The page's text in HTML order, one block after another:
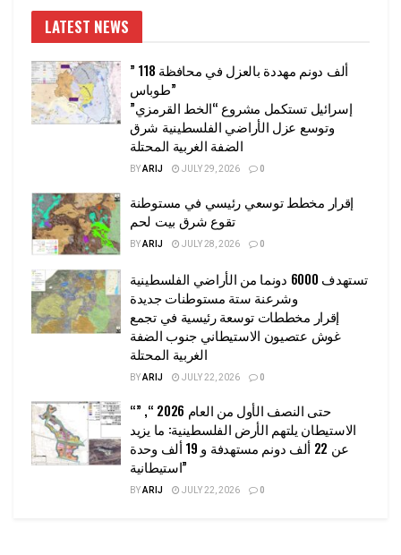
LATEST NEWS
” 118 ألف دونم مهددة بالعزل في محافظة
طوباس”
إسرائيل تستكمل مشروع “الخط القرمزي”
وتوسع عزل الأراضي الفلسطينية شرق
الضفة الغربية المحتلة
BYARIJ JULY 29, 2026 0
إقرار مخطط توسعي رئيسي في مستوطنة
تقوع شرق بيت لحم
BYARIJ JULY 28, 2026 0
تستهدف 6000 دونما من الأراضي الفلسطينية
وشرعنة ستة مستوطنات جديدة
إقرار مخططات توسعة رئيسية في تجمع
غوش عتصيون الاستيطاني جنوب الضفة
الغربية المحتلة
BYARIJ JULY 22, 2026 0
“حتى النصف الأول من العام 2026 “, ”
الاستيطان يلتهم الأرض الفلسطينية: ما يزيد
عن 22 ألف دونم مستهدفة و 19 ألف وحدة
استيطانية”
BYARIJ JULY 22, 2026 0